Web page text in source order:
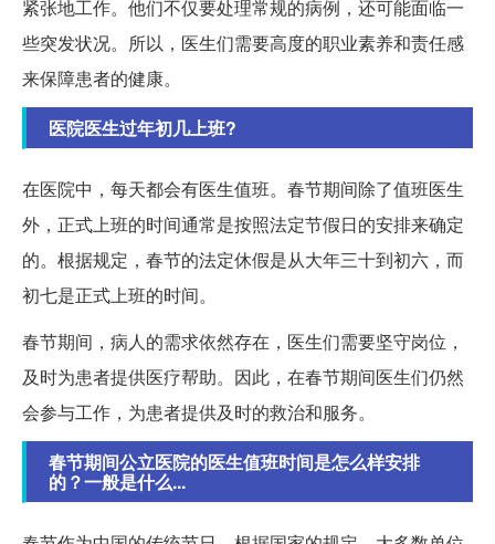
紧张地工作。他们不仅要处理常规的病例，还可能面临一
些突发状况。所以，医生们需要高度的职业素养和责任感
来保障患者的健康。
医院医生过年初几上班?
在医院中，每天都会有医生值班。春节期间除了值班医生
外，正式上班的时间通常是按照法定节假日的安排来确定
的。根据规定，春节的法定休假是从大年三十到初六，而
初七是正式上班的时间。
春节期间，病人的需求依然存在，医生们需要坚守岗位，
及时为患者提供医疗帮助。因此，在春节期间医生们仍然
会参与工作，为患者提供及时的救治和服务。
春节期间公立医院的医生值班时间是怎么样安排
的？一般是什么...